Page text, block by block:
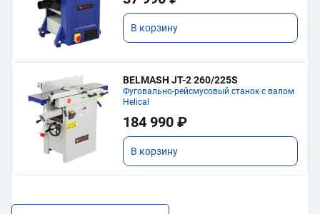
В корзину
BELMASH JT-2 260/225S
Фуговально-рейсмусовый станок с валом
Helical
184 990 ₽
В корзину